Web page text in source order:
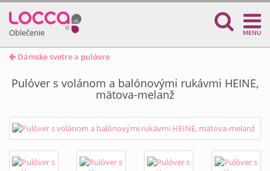
Oblečenie MENU
Dámske svetre a pulóvre
Pulóver s volánom a balónovými rukávmi HEINE,
mätova-melanž